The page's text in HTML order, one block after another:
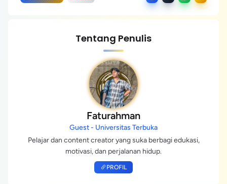
Tentang Penulis
Faturahman
Guest - Universitas Terbuka
Pelajar dan content creator yang suka berbagi edukasi,
motivasi, dan perjalanan hidup.
PROFIL